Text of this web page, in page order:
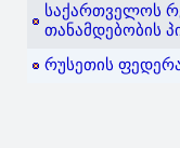
საქართველოს
თანამდებობის
რუსეთის